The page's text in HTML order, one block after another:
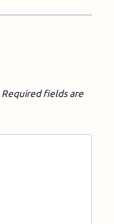
Required fields are